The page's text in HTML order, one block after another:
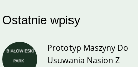
Ostatnie wpisy
Prototyp Maszyny Do
Usuwania Nasion Z